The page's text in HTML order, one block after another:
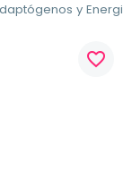
y
favorite_border